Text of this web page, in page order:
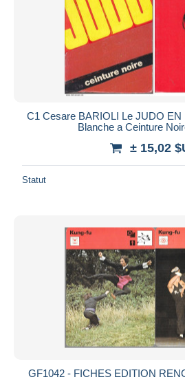
C1 Cesare BARIOLI Le JUDO EN
Blanche a Ceinture
± 15,02
Statut
GF1042 - FICHES EDITION